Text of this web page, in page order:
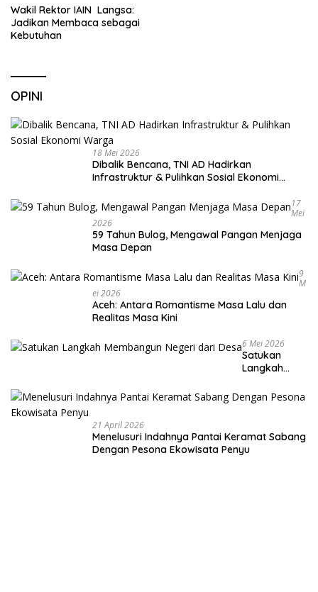
Wakil Rektor IAIN Langsa:
Jadikan Membaca sebagai
Kebutuhan
OPINI
18 Mei 2026
Dibalik Bencana, TNI AD Hadirkan
Infrastruktur & Pulihkan Sosial Ekonomi
17
Mei
2026
59 Tahun Bulog, Mengawal Pangan Menjaga
Masa Depan
9
M
Ei 2026
Aceh: Antara Romantisme Masa Lalu dan
Realitas Masa Kini
6 Mei 2026
Satukan
Langkah
Negeri dari
Desa
21 April 2026
Menelusuri Indahnya Pantai Keramat Sabang
Dengan Pesona Ekowisata Penyu